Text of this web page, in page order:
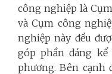
công nghiệp là
và Cụm công
nghiệp này đều
góp phần đáng
phương. Bên cạnh